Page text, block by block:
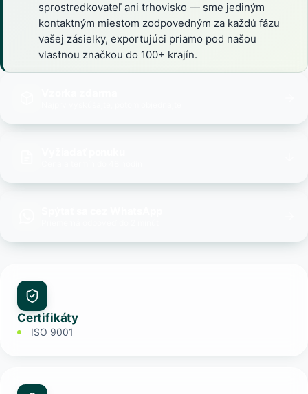
sprostredkovateľ ani trhovisko — sme jediným
kontaktným miestom zodpovedným za každú fázu
vašej zásielky, exportujúci priamo pod našou
vlastnou značkou do 100+ krajín.
Certifikáty
ISO 9001